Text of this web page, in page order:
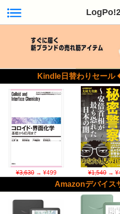
Kindle日替わりセール
¥3,630→ ¥499 ¥1,540→
Amazonデバイス